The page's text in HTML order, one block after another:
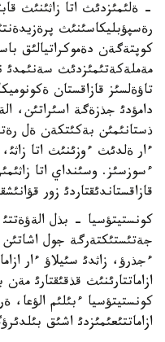
- ةلئمئزدئث اتا زاثئنئث
رةسپؤبليكاسئنئث
كوپتةگةن دةموكراتيالئق
مةملةكةتئمئزدئث سةنئمدئ
تاؤةلسئز قازاقستان
دامؤدئ جذزةگة اسئراتئن،
ذستانئمئن بةكئتكةن ةل
ءار ةلدئث ءوزئنئث اتا
ءسوزسئز. وسئنداي اتا
قازاقستاندئقتاردئ زور
كونستيتؤسيا - بذل
جةتئستئكتةرگة جول
ءجذرؤ، زاثدئ سئيلاؤ ءار
ازاماتتارئنئث قذقئقتارئ
كونستيتؤسيا ءبئلئم الؤعا،
ازاماتتئعئمئزدئ اشئق